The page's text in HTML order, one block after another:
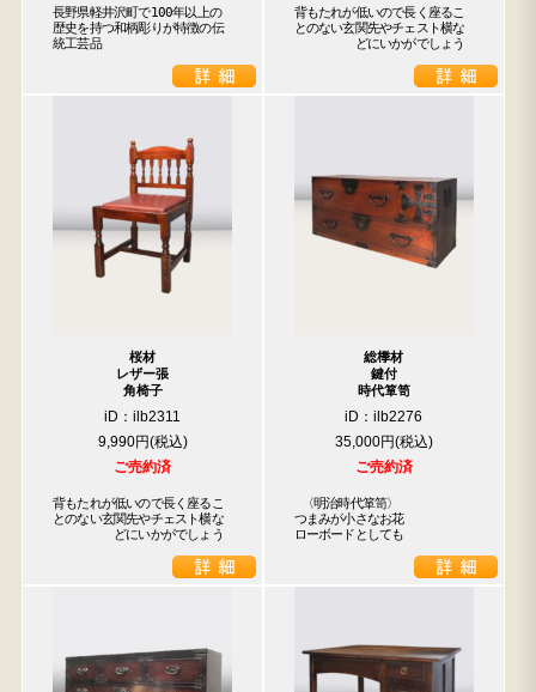
長野県軽井沢町で100年以上の
歴史を持つ和柄彫りが特徴の伝
統工芸品
背もたれが低いので長く座るこ
とのない玄関先やチェスト横な
どにいかがでしょう
桜材
レザー張
角椅子
iD：ilb2311
9,990円
ご売約済
背もたれが低いので長く座るこ
とのない玄関先やチェスト横な
どにいかがでしょう
総﨔材
鍵付
時代箪笥
iD：ilb2276
35,000円
ご売約済
つまみが小さなお花
ローボードとしても